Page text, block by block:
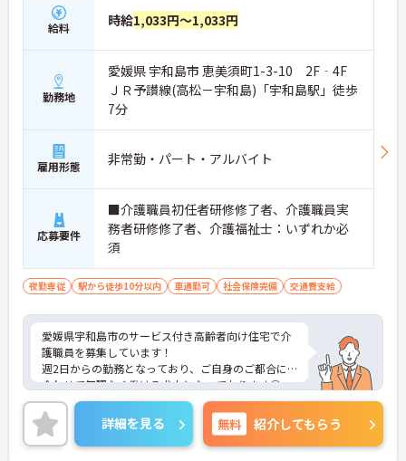
給料 時給1,033円～1,033円
勤務地
愛媛県 宇和島市 恵美須町1-3-10 2F‐4F
ＪＲ予讃線(高松－宇和島)「宇和島駅」徒歩
7分
雇用形態 非常勤・パート・アルバイト
応募要件
■介護職員初任者研修修了者、介護職員実
務者研修修了者、介護福祉士：いずれか必
須
夜勤専従 駅から徒歩10分以内 車通勤可 社会保険完備 交通費支給
愛媛県宇和島市のサービス付き高齢者向け住宅で介
護職員を募集しています！
週2日からの勤務となっており、ご自身のご都合に
合わせて無理なく働ける求人となっております◎
正社員登用や昇給制度があり、頑張りを評価してく
れる制度も整っているのも嬉しいポイントです♪
ご興味のある方は、面接のポイントをお伝えします
のでご連絡ください！
詳細を見る 無料 紹介してもらう